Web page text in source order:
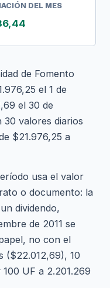
DEL MES
de Fomento
el 1 de
el 30 de
30 valores diarios
$21.976,25 a
usa el valor
o documento: la
dividendo,
de 2011 se
no con el
($22.012,69), 10
UF a 2.201.269